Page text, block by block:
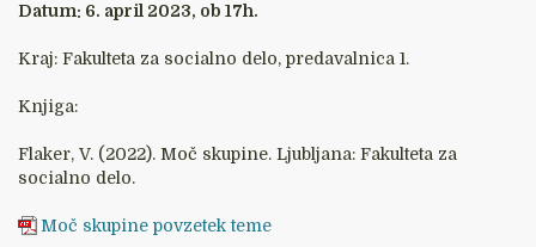
Datum: 6. april 2023, ob 17h.
Kraj: Fakulteta za socialno delo, predavalnica 1.
Knjiga:
Flaker, V. (2022). Moč skupine. Ljubljana: Fakulteta za
socialno delo.
Moč skupine povzetek teme